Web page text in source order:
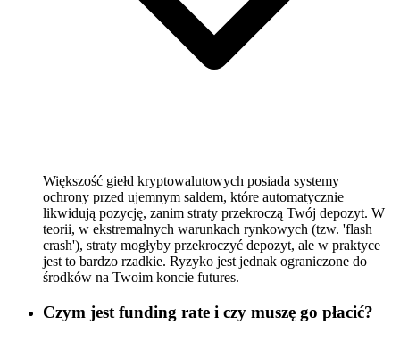
Większość giełd kryptowalutowych posiada systemy
ochrony przed ujemnym saldem, które automatycznie
likwidują pozycję, zanim straty przekroczą Twój depozyt. W
teorii, w ekstremalnych warunkach rynkowych (tzw. 'flash
crash'), straty mogłyby przekroczyć depozyt, ale w praktyce
jest to bardzo rzadkie. Ryzyko jest jednak ograniczone do
środków na Twoim koncie futures.
Czym jest funding rate i czy muszę go płacić?